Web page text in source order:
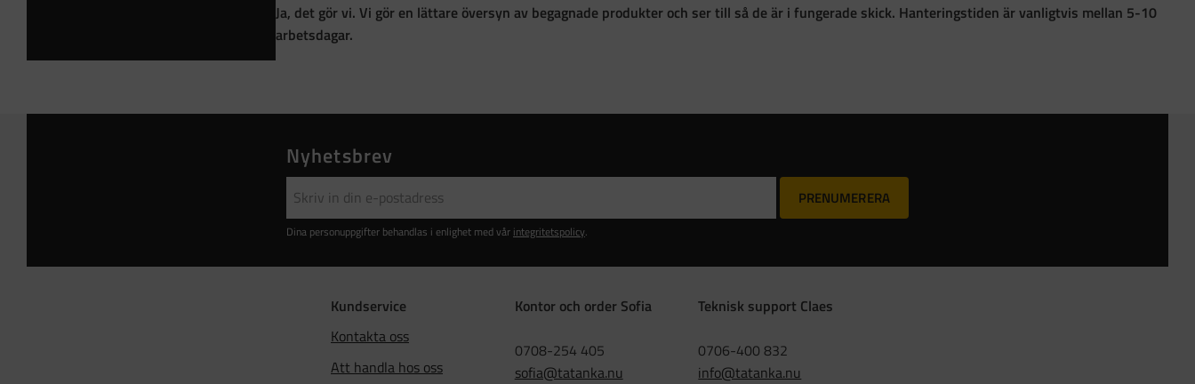
Ja, det gör vi. Vi gör en lättare översyn av begagnade produkter och ser till så de är i fungerade skick. Hanteringstiden är vanligtvis mellan 5-10
arbetsdagar.
Nyhetsbrev
PRENUMERERA
Dina personuppgifter behandlas i enlighet med vår integritetspolicy.
Kundservice
Kontakta oss
Att handla hos oss
Kontor och order Sofia
0708-254 405
sofia@tatanka.nu
Teknisk support Claes
0706-400 832
info@tatanka.nu